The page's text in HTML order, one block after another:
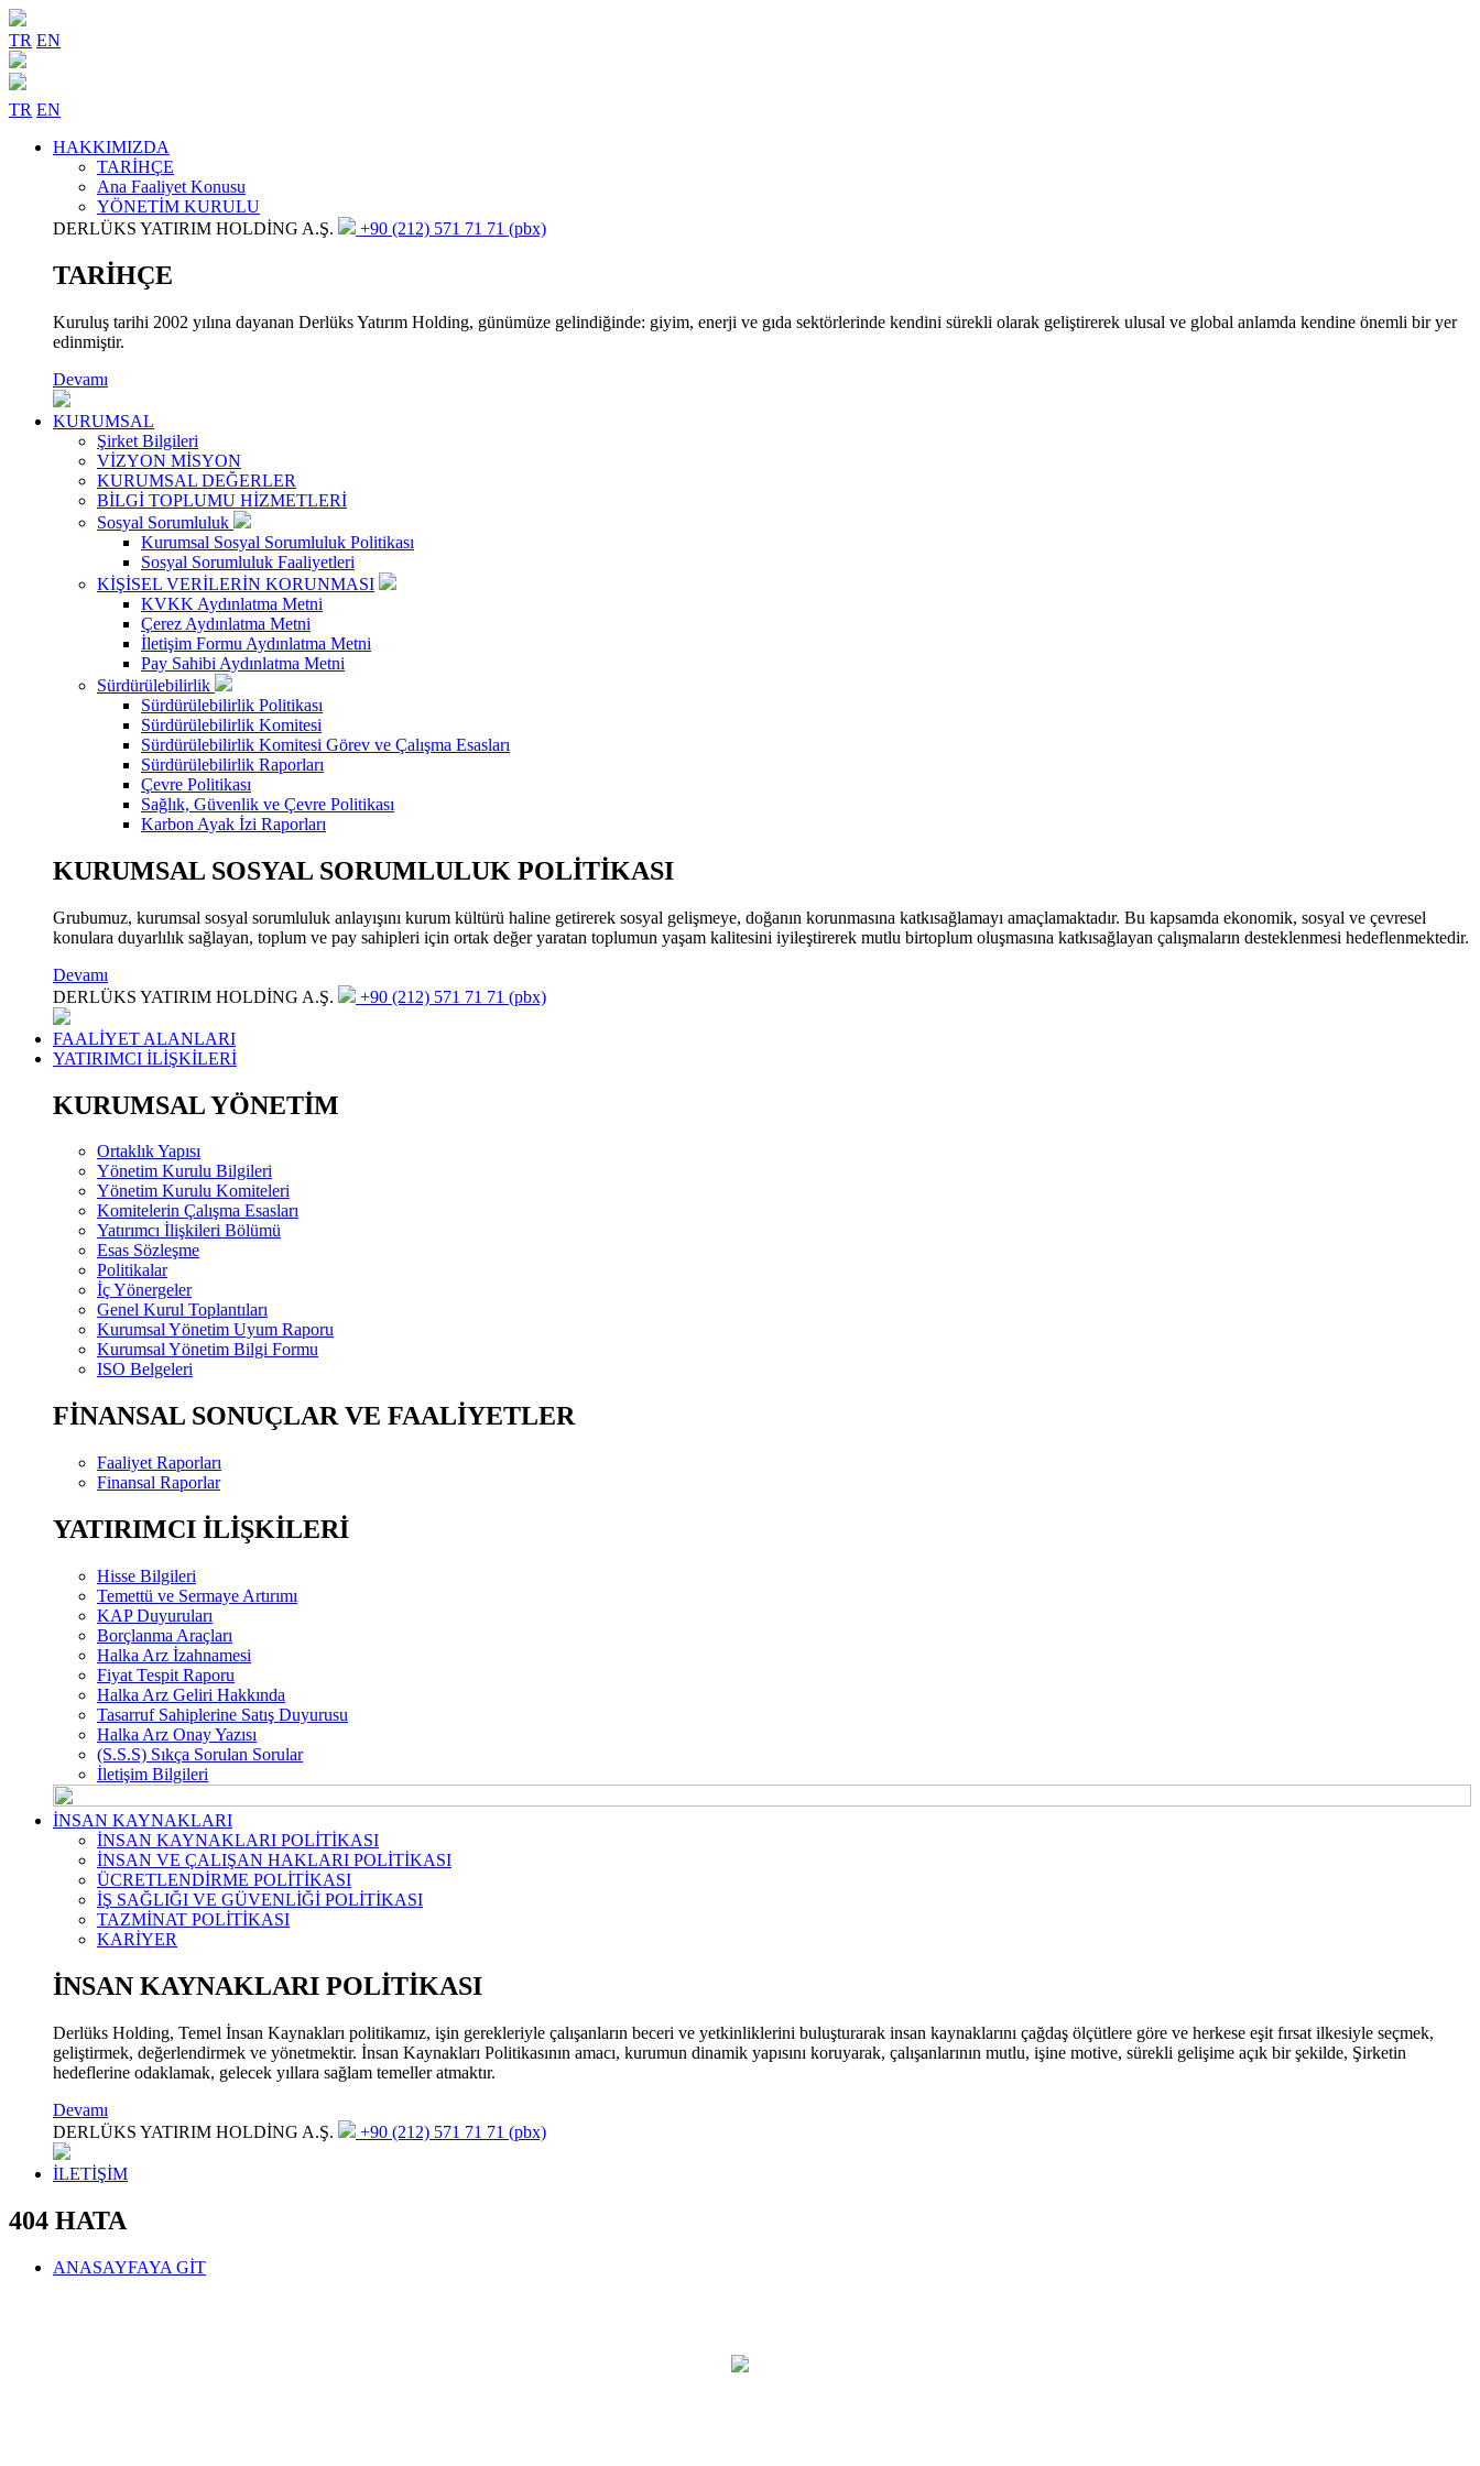
TR EN
TR EN
HAKKIMIZDA
TARİHÇE
Ana Faaliyet Konusu
YÖNETİM KURULU
DERLÜKS YATIRIM HOLDİNG A.Ş.
+90 (212) 571 71 71 (pbx)
TARİHÇE
Kuruluş tarihi 2002 yılına dayanan Derlüks Yatırım Holding, günümüze gelindiğinde: giyim, enerji ve gıda sektörlerinde kendini sürekli olarak geliştirerek ulusal ve global anlamda kendine önemli bir yer
edinmiştir.
Devamı
KURUMSAL
Şirket Bilgileri
VİZYON MİSYON
KURUMSAL DEĞERLER
BİLGİ TOPLUMU HİZMETLERİ
Sosyal Sorumluluk
Kurumsal Sosyal Sorumluluk Politikası
Sosyal Sorumluluk Faaliyetleri
KİŞİSEL VERİLERİN KORUNMASI
KVKK Aydınlatma Metni
Çerez Aydınlatma Metni
İletişim Formu Aydınlatma Metni
Pay Sahibi Aydınlatma Metni
Sürdürülebilirlik
Sürdürülebilirlik Politikası
Sürdürülebilirlik Komitesi
Sürdürülebilirlik Komitesi Görev ve Çalışma Esasları
Sürdürülebilirlik Raporları
Çevre Politikası
Sağlık, Güvenlik ve Çevre Politikası
Karbon Ayak İzi Raporları
KURUMSAL SOSYAL SORUMLULUK POLİTİKASI
Grubumuz, kurumsal sosyal sorumluluk anlayışını kurum kültürü haline getirerek sosyal gelişmeye, doğanın korunmasına katkısağlamayı amaçlamaktadır. Bu kapsamda ekonomik, sosyal ve çevresel
konulara duyarlılık sağlayan, toplum ve pay sahipleri için ortak değer yaratan toplumun yaşam kalitesini iyileştirerek mutlu birtoplum oluşmasına katkısağlayan çalışmaların desteklenmesi hedeflenmektedir.
Devamı
DERLÜKS YATIRIM HOLDİNG A.Ş.
+90 (212) 571 71 71 (pbx)
FAALİYET ALANLARI
YATIRIMCI İLİŞKİLERİ
KURUMSAL YÖNETİM
Ortaklık Yapısı
Yönetim Kurulu Bilgileri
Yönetim Kurulu Komiteleri
Komitelerin Çalışma Esasları
Yatırımcı İlişkileri Bölümü
Esas Sözleşme
Politikalar
İç Yönergeler
Genel Kurul Toplantıları
Kurumsal Yönetim Uyum Raporu
Kurumsal Yönetim Bilgi Formu
ISO Belgeleri
FİNANSAL SONUÇLAR VE FAALİYETLER
Faaliyet Raporları
Finansal Raporlar
YATIRIMCI İLİŞKİLERİ
Hisse Bilgileri
Temettü ve Sermaye Artırımı
KAP Duyuruları
Borçlanma Araçları
Halka Arz İzahnamesi
Fiyat Tespit Raporu
Halka Arz Geliri Hakkında
Tasarruf Sahiplerine Satış Duyurusu
Halka Arz Onay Yazısı
(S.S.S) Sıkça Sorulan Sorular
İletişim Bilgileri
İNSAN KAYNAKLARI
İNSAN KAYNAKLARI POLİTİKASI
İNSAN VE ÇALIŞAN HAKLARI POLİTİKASI
ÜCRETLENDİRME POLİTİKASI
İŞ SAĞLIĞI VE GÜVENLİĞİ POLİTİKASI
TAZMİNAT POLİTİKASI
KARİYER
İNSAN KAYNAKLARI POLİTİKASI
Derlüks Holding, Temel İnsan Kaynakları politikamız, işin gerekleriyle çalışanların beceri ve yetkinliklerini buluşturarak insan kaynaklarını çağdaş ölçütlere göre ve herkese eşit fırsat ilkesiyle seçmek,
geliştirmek, değerlendirmek ve yönetmektir. İnsan Kaynakları Politikasının amacı, kurumun dinamik yapısını koruyarak, çalışanlarının mutlu, işine motive, sürekli gelişime açık bir şekilde, Şirketin
hedeflerine odaklamak, gelecek yıllara sağlam temeller atmaktır.
Devamı
DERLÜKS YATIRIM HOLDİNG A.Ş.
+90 (212) 571 71 71 (pbx)
İLETİŞİM
404 HATA
ANASAYFAYA GİT